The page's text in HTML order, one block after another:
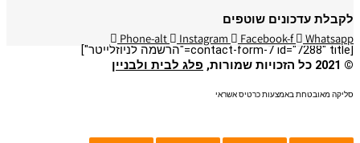
לקבלת עדכונים שוטפים
[contact-form-7 id="7288" title="הרשמה לניוזלייטר"]
Phone-alt Instagram Facebook-f Whatsapp
© 2021 כל הזכויות שמורות, פלג לבית ולבניין
סליקה מאובטחת באמצעות כרטיס אשראי